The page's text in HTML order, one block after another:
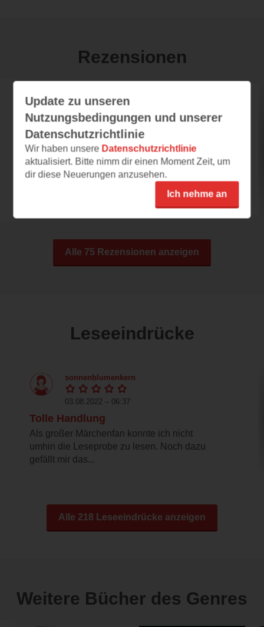
Rezensionen
ariana_ari
17.07.2023 – 13:49
einfach nur toll
Dies ist ein Buch nicht nur für junge Leser,
sondern auch für die ältere Generation. Wenn
Alle 75 Rezensionen anzeigen
Leseeindrücke
sonnenblumenkern
03.08.2022 – 06:37
Tolle Handlung
Als großer Märchenfan konnte ich nicht
umhin die Leseprobe zu lesen. Noch dazu
gefällt mir das...
Alle 218 Leseeindrücke anzeigen
Weitere Bücher des Genres
Update zu unseren
Nutzungsbedingungen und unserer
Datenschutzrichtlinie
Wir haben unsere Datenschutzrichtlinie
aktualisiert. Bitte nimm dir einen Moment Zeit, um
dir diese Neuerungen anzusehen.
Ich nehme an